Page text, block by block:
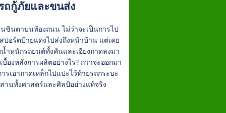
ถกู้ภัยและขนส่ง
ชินตาบนท้องถนน ไม่ว่าจะเป็นการไป
ปอร์ตป้ายแดงไปส่งถึงหน้าบ้าน แต่เคย
ำหนักรถยนต์ทั้งคันและเอียงถาดลงมา
องหลังการผลิตอย่างไร? กว่าจะออกมา
รเอาถาดเหล็กไปแปะไว้ท้ายรถกระบะ
านทั้งศาสตร์และศิลป์อย่างแท้จริง